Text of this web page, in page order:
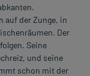
auf der Zunge, in
Der
Seine
und seine
schon mit der